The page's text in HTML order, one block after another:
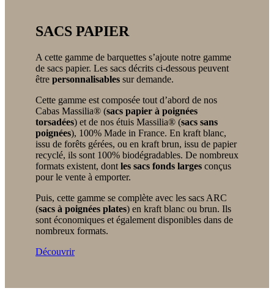
SACS PAPIER
A cette gamme de barquettes s’ajoute notre gamme
de sacs papier. Les sacs décrits ci-dessous peuvent
être personnalisables sur demande.
Cette gamme est composée tout d’abord de nos
Cabas Massilia® (sacs papier à poignées
torsadées) et de nos étuis Massilia® (sacs sans
poignées), 100% Made in France. En kraft blanc,
issu de forêts gérées, ou en kraft brun, issu de papier
recyclé, ils sont 100% biodégradables. De nombreux
formats existent, dont les sacs fonds larges conçus
pour le vente à emporter.
Puis, cette gamme se complète avec les sacs ARC
(sacs à poignées plates) en kraft blanc ou brun. Ils
sont économiques et également disponibles dans de
nombreux formats.
Découvrir